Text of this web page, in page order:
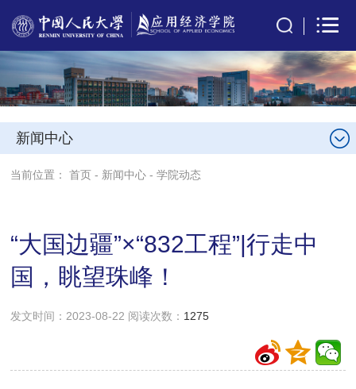
新闻中心
当前位置：首页 - 新闻中心 -学院动态
“大国边疆”×“832工程”|行走中
国，眺望珠峰！
发文时间：2023-08-22 阅读次数： 1275